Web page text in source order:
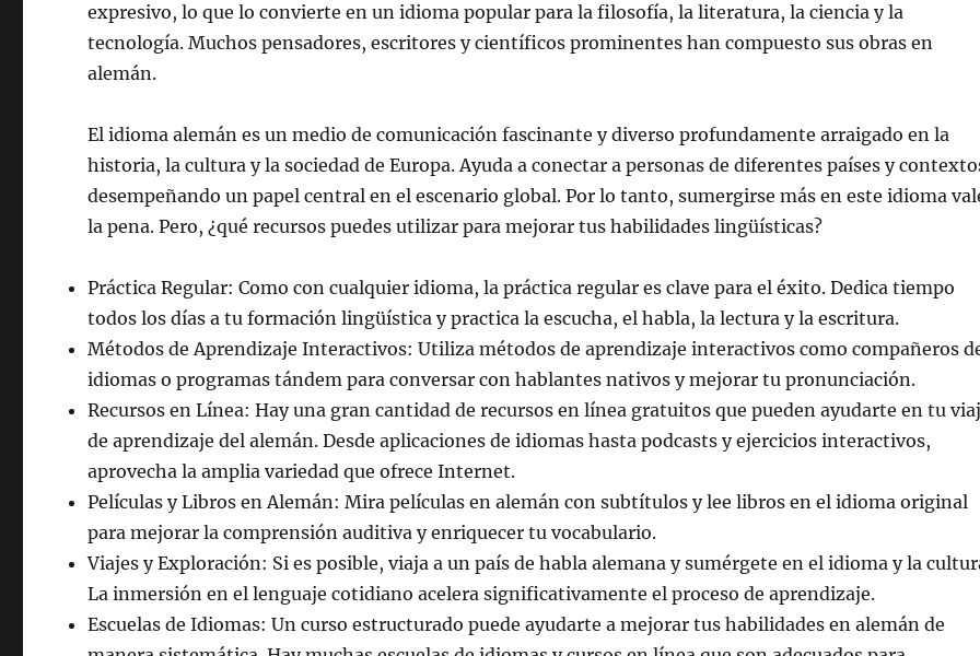
expresivo, lo que lo convierte en un idioma popular para la filosofía, la literatura, la ciencia y la
tecnología. Muchos pensadores, escritores y científicos prominentes han compuesto sus obras en
alemán.
El idioma alemán es un medio de comunicación fascinante y diverso profundamente arraigado en la
historia, la cultura y la sociedad de Europa. Ayuda a conectar a personas de diferentes países y
desempeñando un papel central en el escenario global. Por lo tanto, sumergirse más en este idioma
la pena. Pero, ¿qué recursos puedes utilizar para mejorar tus habilidades lingüísticas?
Práctica Regular: Como con cualquier idioma, la práctica regular es clave para el éxito. Dedica tiempo
todos los días a tu formación lingüística y practica la escucha, el habla, la lectura y la escritura.
Métodos de Aprendizaje Interactivos: Utiliza métodos de aprendizaje interactivos como compañeros
idiomas o programas tándem para conversar con hablantes nativos y mejorar tu pronunciación.
Recursos en Línea: Hay una gran cantidad de recursos en línea gratuitos que pueden ayudarte en tu
de aprendizaje del alemán. Desde aplicaciones de idiomas hasta podcasts y ejercicios interactivos,
aprovecha la amplia variedad que ofrece Internet.
Películas y Libros en Alemán: Mira películas en alemán con subtítulos y lee libros en el idioma original
para mejorar la comprensión auditiva y enriquecer tu vocabulario.
Viajes y Exploración: Si es posible, viaja a un país de habla alemana y sumérgete en el idioma y la
La inmersión en el lenguaje cotidiano acelera significativamente el proceso de aprendizaje.
Escuelas de Idiomas: Un curso estructurado puede ayudarte a mejorar tus habilidades en alemán de